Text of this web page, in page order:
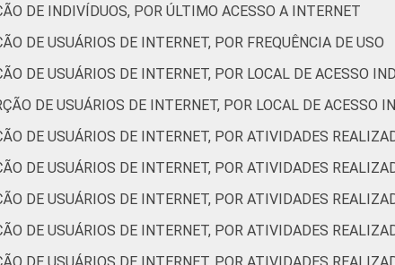
a 24
65 92 88
a 34
63 92 81
a 44
63 83 74
a 59
60 79 64
DE INDIVÍDUOS, POR ÚLTIMO ACESSO A INTERNET
DE USUÁRIOS DE INTERNET, POR FREQUÊNCIA DE USO
DE USUÁRIOS DE INTERNET, POR LOCAL DE ACESSO
DE USUÁRIOS DE INTERNET, POR LOCAL DE ACESSO
DE USUÁRIOS DE INTERNET, POR ATIVIDADES
DE USUÁRIOS DE INTERNET, POR ATIVIDADES
DE USUÁRIOS DE INTERNET, POR ATIVIDADES
DE USUÁRIOS DE INTERNET, POR ATIVIDADES